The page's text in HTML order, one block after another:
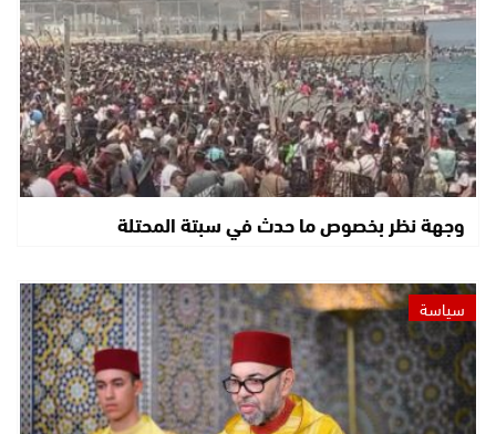
وجهة نظر بخصوص ما حدث في سبتة المحتلة
سياسة